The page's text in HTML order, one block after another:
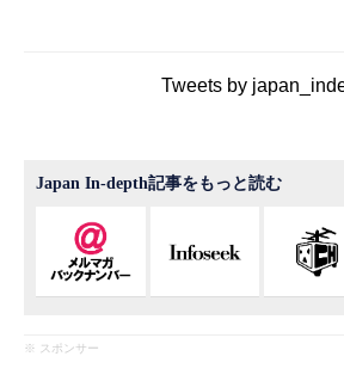
Tweets by
Japan In-depth記事をもっと読む
※ スポンサー